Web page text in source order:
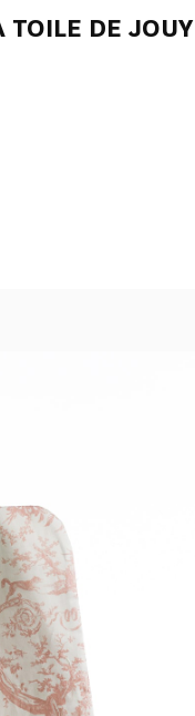
TOILE DE JOUY